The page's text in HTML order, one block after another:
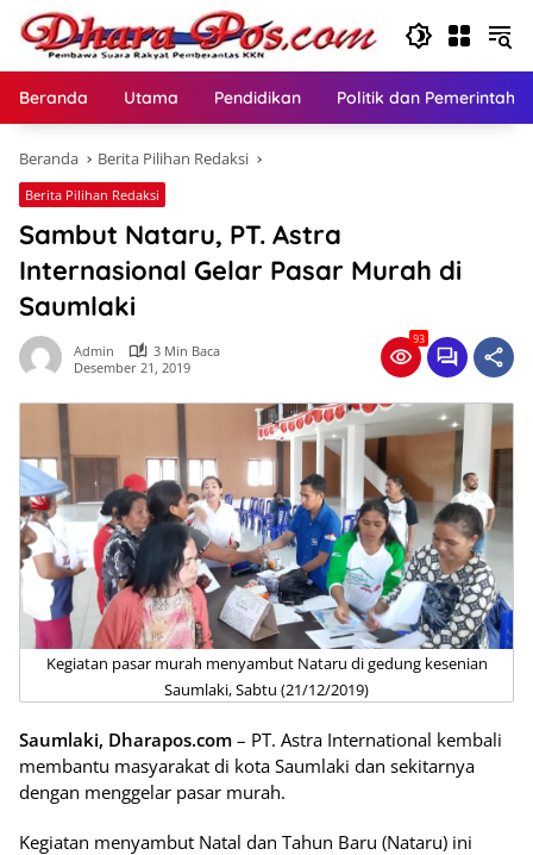
Langsung
konten
Beranda Utama Pendidikan Politik dan
Beranda Berita Pilihan Redaksi
Berita Pilihan Redaksi
Sambut Nataru, PT. Astra
Internasional Gelar Pasar Murah di
Saumlaki
Admin
3 Min Baca
Desember 21, 2019
93
Kegiatan pasar murah menyambut Nataru di gedung kesenian
Saumlaki, Sabtu (21/12/2019)
Saumlaki, Dharapos.com – PT. Astra International kembali
membantu masyarakat di kota Saumlaki dan sekitarnya
dengan menggelar pasar murah.
Kegiatan menyambut Natal dan Tahun Baru (Nataru) ini